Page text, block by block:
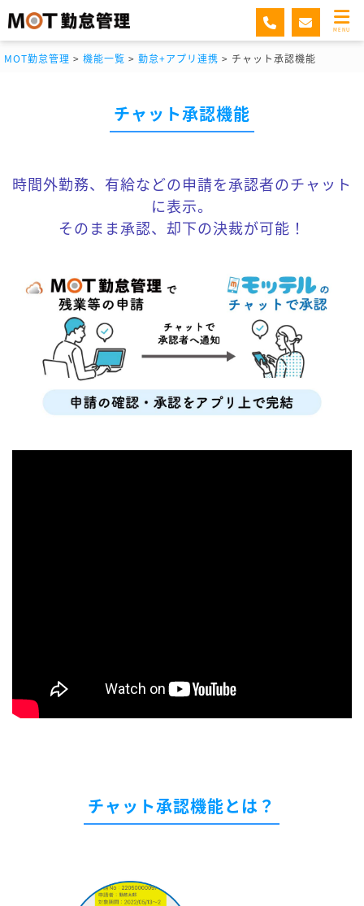
MENU
MOT勤怠管理 > 機能一覧 > 勤怠+アプリ連携 > チャット承認機能
チャット承認機能
時間外勤務、有給などの申請を承認者のチャット
に表示。
そのまま承認、却下の決裁が可能！
チャット承認機能とは？